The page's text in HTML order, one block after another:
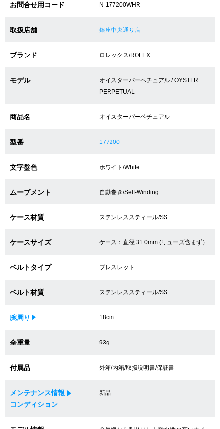
買取・下取りをご希望の方
買取専門サロン
買取ご成約者様限定5万円クーポン
75%以上保証！中古商品高価買戻し
外装仕上げについて
お問合せ用コード N-177200WHR
取扱店舗 銀座中央通り店
ブランド ロレックス/ROLEX
モデル
オイスターパーペチュアル / OYSTER
PERPETUAL
商品名 オイスターパーペチュアル
型番 177200
文字盤色 ホワイト/White
ムーブメント 自動巻き/Self-Winding
ケース材質 ステンレススティール/SS
ケースサイズ ケース：直径 31.0mm (リューズ含まず）
ベルトタイプ ブレスレット
ベルト材質 ステンレススティール/SS
腕周り 18cm
全重量 93g
付属品 外箱/内箱/取扱説明書/保証書
メンテナンス情報
コンディション
新品